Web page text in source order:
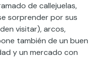
de callejuelas,
sorprender por sus
visitar), arcos,
también de un buen
y un mercado con